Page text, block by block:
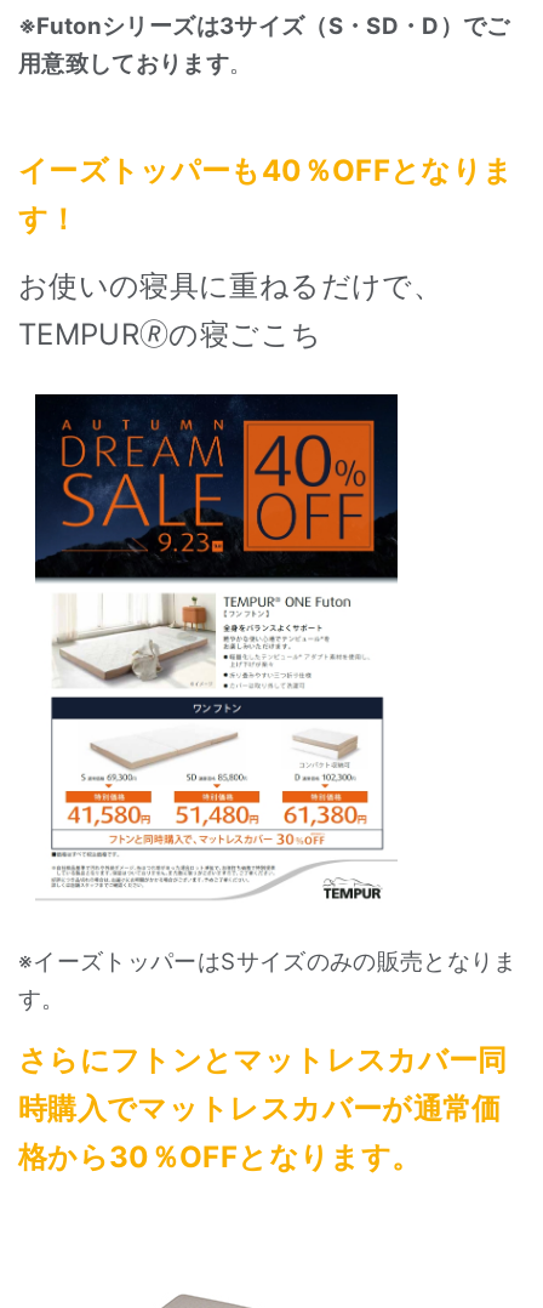
※Futonシリーズは3サイズ（S・SD・D）でご
用意致しております。
イーズトッパーも40％OFFとなりま
す！
お使いの寝具に重ねるだけで、
TEMPUR🄬の寝ごこち
※イーズトッパーはSサイズのみの販売となりま
す。
さらにフトンとマットレスカバー同
時購入でマットレスカバーが通常価
格から30％OFFとなります。